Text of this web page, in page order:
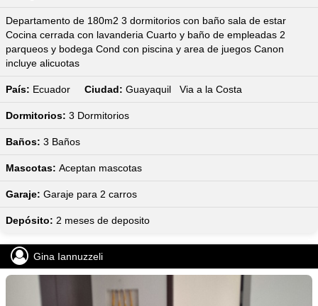
Departamento de 180m2 3 dormitorios con baño sala de estar
Cocina cerrada con lavanderia Cuarto y baño de empleadas 2
parqueos y bodega Cond con piscina y area de juegos Canon
incluye alicuotas
País: Ecuador Ciudad: Guayaquil Via a la Costa
Dormitorios: 3 Dormitorios
Baños: 3 Baños
Mascotas: Aceptan mascotas
Garaje: Garaje para 2 carros
Depósito: 2 meses de deposito
Gina Iannuzzeli